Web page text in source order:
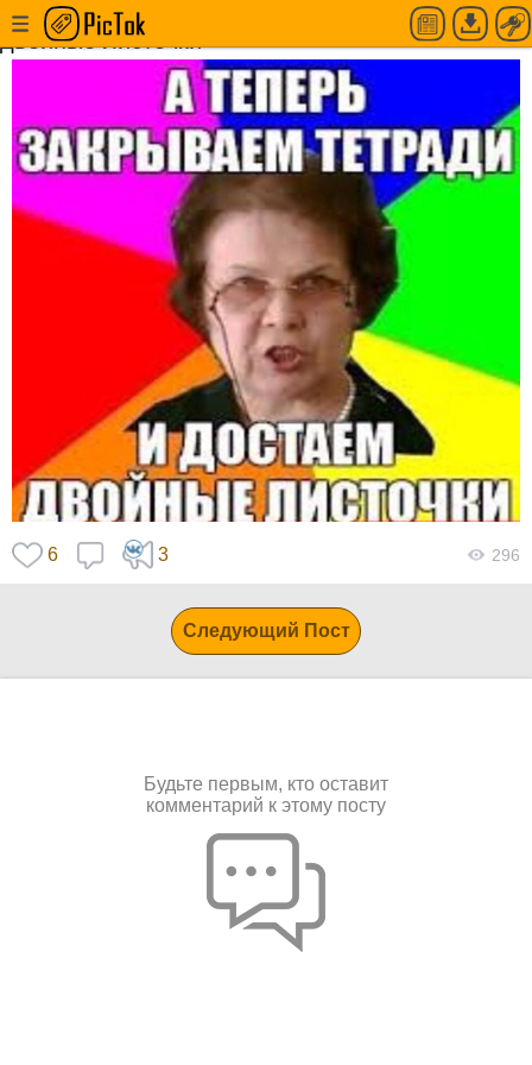
А теперь закрывает тетради и достаём
двойные листочки
6 3 296
Следующий Пост
Будьте первым, кто оставит
комментарий к этому посту